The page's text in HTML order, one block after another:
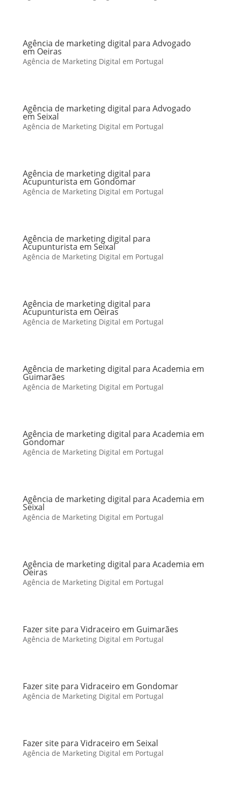
Agência de marketing digital para Advogado
em Oeiras
Agência de Marketing Digital em Portugal
Agência de marketing digital para Advogado
em Seixal
Agência de Marketing Digital em Portugal
Agência de marketing digital para
Acupunturista em Gondomar
Agência de Marketing Digital em Portugal
Agência de marketing digital para
Acupunturista em Seixal
Agência de Marketing Digital em Portugal
Agência de marketing digital para
Acupunturista em Oeiras
Agência de Marketing Digital em Portugal
Agência de marketing digital para Academia em
Guimarães
Agência de Marketing Digital em Portugal
Agência de marketing digital para Academia em
Gondomar
Agência de Marketing Digital em Portugal
Agência de marketing digital para Academia em
Seixal
Agência de Marketing Digital em Portugal
Agência de marketing digital para Academia em
Oeiras
Agência de Marketing Digital em Portugal
Fazer site para Vidraceiro em Guimarães
Agência de Marketing Digital em Portugal
Fazer site para Vidraceiro em Gondomar
Agência de Marketing Digital em Portugal
Fazer site para Vidraceiro em Seixal
Agência de Marketing Digital em Portugal